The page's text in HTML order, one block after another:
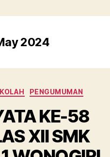
2024
PENGUMUMAN
KE-58
XII SMK